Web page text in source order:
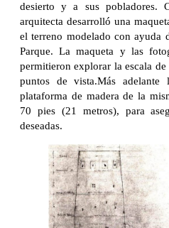
desierto y a sus pobladores.
arquitecta desarrolló una
el terreno modelado con ayuda
Parque. La maqueta y las
permitieron explorar la escala
puntos de vista.Más
plataforma de madera de la
70 pies (21 metros), para
deseadas.